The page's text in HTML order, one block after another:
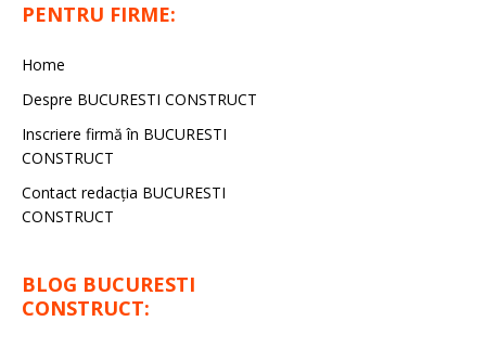
PENTRU FIRME:
Home
Despre BUCURESTI CONSTRUCT
Inscriere firmă în BUCURESTI
CONSTRUCT
Contact redacţia BUCURESTI
CONSTRUCT
BLOG BUCURESTI
CONSTRUCT: